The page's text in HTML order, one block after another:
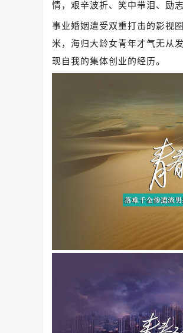
情，艰辛波折、笑中带泪、励
事业婚姻遭受双重打击的影视
米，海归大龄女青年才气无从
现自我的集体创业的经历。